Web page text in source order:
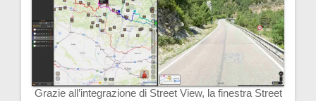
Grazie all’integrazione di Street View, la finestra Street